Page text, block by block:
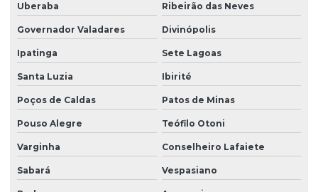
Uberaba Ribeirão das Neves
Governador Valadares Divinópolis
Ipatinga Sete Lagoas
Santa Luzia Ibirité
Poços de Caldas Patos de Minas
Pouso Alegre Teófilo Otoni
Varginha Conselheiro Lafaiete
Sabará Vespasiano